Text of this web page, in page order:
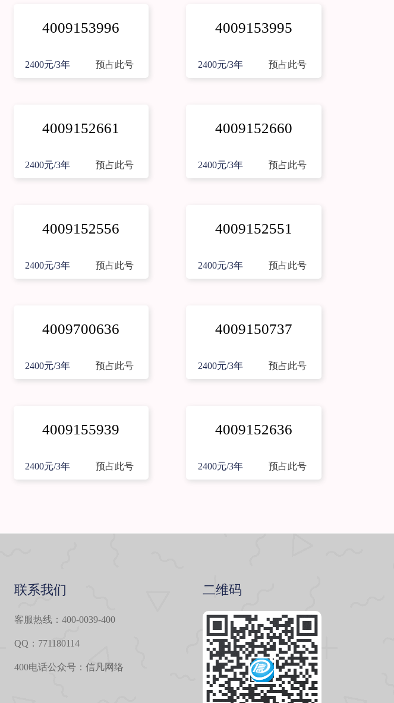
4009153996
2400元/3年 预占此号
4009153995
2400元/3年 预占此号
4009152661
2400元/3年 预占此号
4009152660
2400元/3年 预占此号
4009152556
2400元/3年 预占此号
4009152551
2400元/3年 预占此号
4009700636
2400元/3年 预占此号
4009150737
2400元/3年 预占此号
4009155939
2400元/3年 预占此号
4009152636
2400元/3年 预占此号
联系我们
客服热线：400-0039-400
QQ：771180114
400电话公众号：信凡网络
二维码